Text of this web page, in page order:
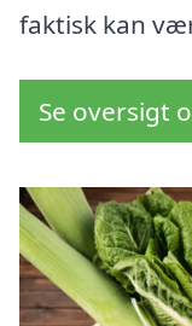
faktisk kan
Se oversigt